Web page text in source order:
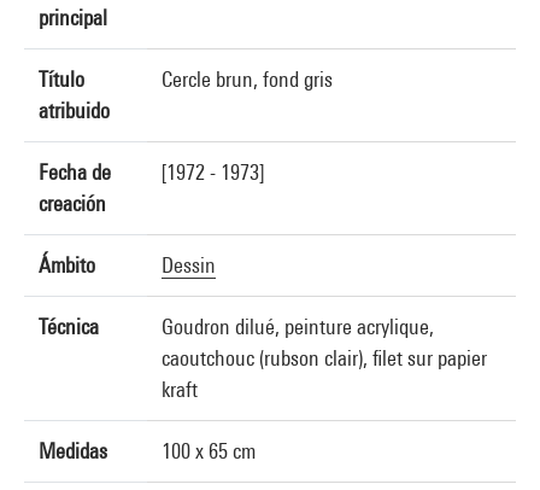
principal
Título
atribuido
Cercle brun, fond gris
Fecha de
creación
[1972 - 1973]
Ámbito Dessin
Técnica
Goudron dilué, peinture acrylique,
caoutchouc (rubson clair), filet sur papier
kraft
Medidas 100 x 65 cm